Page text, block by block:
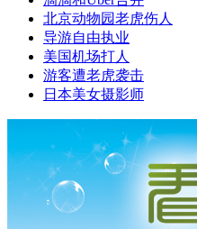
北京动物园老虎伤人
导游自由执业
美国机场打人
游客遭老虎袭击
日本美女摄影师